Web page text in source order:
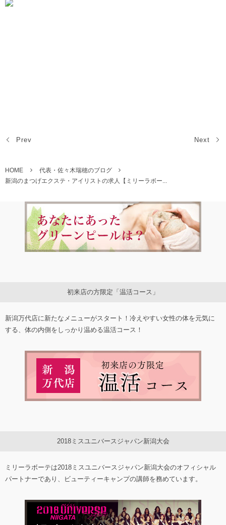
Prev Next
HOME
代表・佐々木瑞穂のブログ
新潟のまつげエクステ・アイリストの求人【ミリーラボー...
初来店の方限定「温活コース」
新潟万代店に新たなメニューがスタート！冷えやすい女性の体を元気に
する、体の内側をしっかり温める温活コース！
2018ミスユニバースジャパン新潟大会
ミリーラボーテは2018ミスユニバースジャパン新潟大会のオフィシャル
パートナーであり、ビューティーキャンプの講師を務めています。